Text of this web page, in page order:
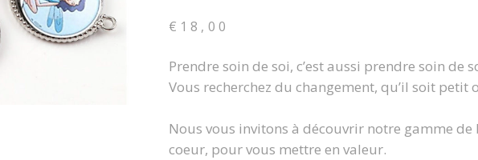
€ 18,00
Prendre soin de soi, c’est aussi prendre soin de
Vous recherchez du changement, qu’il soit petit
Nous vous invitons à découvrir notre gamme de
coeur, pour vous mettre en valeur.